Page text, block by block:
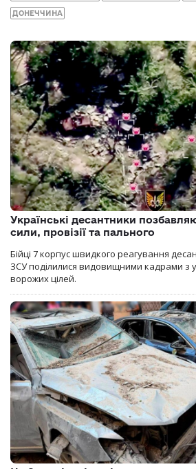
ДОНЕЧЧИНА
Українські десантники
сили, провізії та пального
Бійці 7 корпус швидкого реагування
ЗСУ поділилися видовищними кадрами з
ворожих цілей.